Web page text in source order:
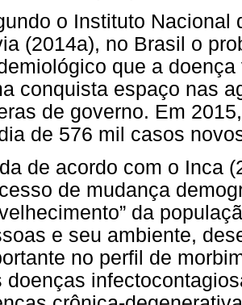
o Instituto Nacional
(2014a), no Brasil o
que a
conquista espaço nas
de governo. Em
de 576 mil casos
de acordo com o Inca
de mudança
da
e seu ambiente,
no perfil de
doenças